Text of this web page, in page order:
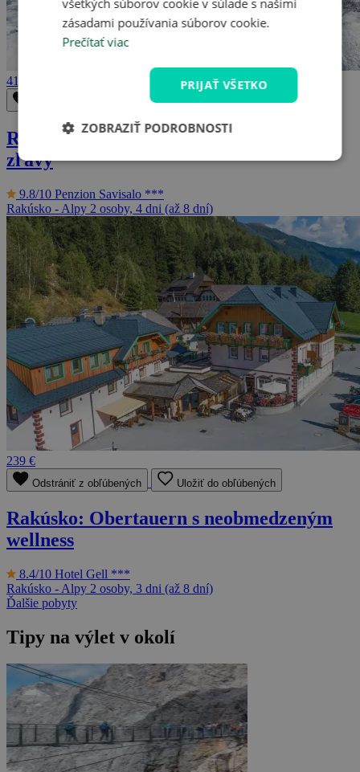
416 €
Uložiť do obľúbených
Rakúske Alpy: Český penzión, sauna a
zľavy
9.8/10 Penzion Savisalo ***
Rakúsko - Alpy 2 osoby, 4 dni (až 8 dní)
239 €
Odstrániť z obľúbených Uložiť do obľúbených
Rakúsko: Obertauern s neobmedzeným
wellness
8.4/10 Hotel Gell ***
Rakúsko - Alpy 2 osoby, 3 dni (až 8 dní)
Ďalšie pobyty
Tipy na výlet v okolí
všetkých súborov cookie v súlade s našimi
zásadami používania súborov cookie.
Prečítať viac
PRIJAŤ VŠETKO
ZOBRAZIŤ PODROBNOSTI